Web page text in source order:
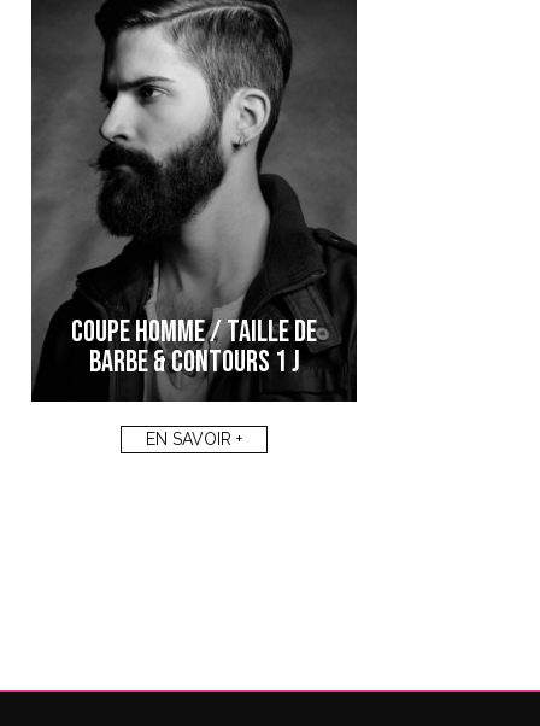
COUPE HOMME / TAILLE DE
BARBE & CONTOURS 1 J
EN SAVOIR +